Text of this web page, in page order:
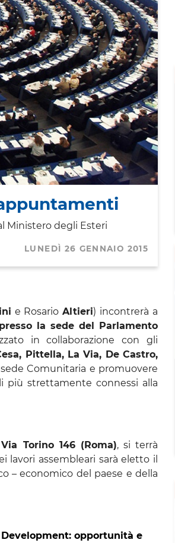
Ministero degli Esteri
LUNEDÌ 26 GENNAIO 2015
e RosarioAltieri) incontrerà a
la sede del Parlamento
in collaborazione con gli
Pittella, La Via, De Castro,
sede Comunitaria e promuovere
più strettamente connessi alla
Torino 146 (Roma), si terrà
lavori assembleari sarà eletto il
– economico del paese e della
opportunità e